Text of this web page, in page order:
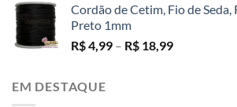
Cordão de Cetim, Fio de Seda,
Preto 1mm
R$4,99 – R$ 18,99Faixa
EM DESTAQUE